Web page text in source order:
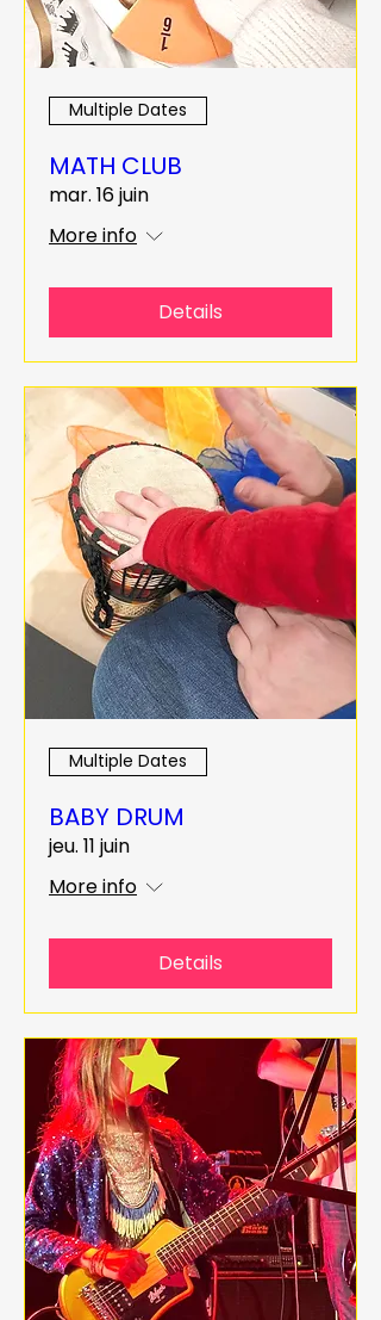
Multiple Dates
MATH CLUB
mar. 16 juin
More info
Details
Multiple Dates
BABY DRUM
jeu. 11 juin
More info
Details